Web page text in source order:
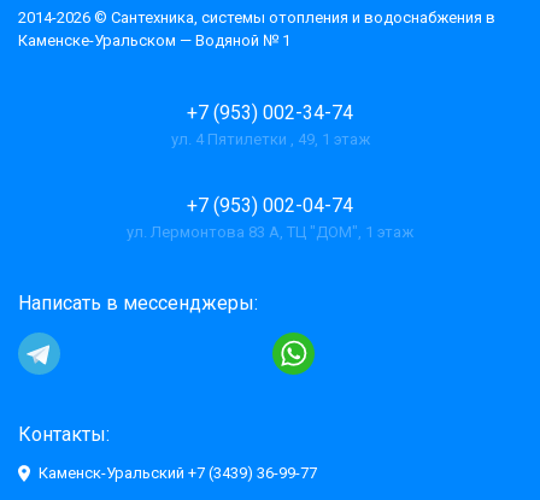
2014-2026 © Cантехника, системы отопления и водоснабжения в
Каменске-Уральском — Водяной № 1
+7 (953) 002-34-74
ул. 4 Пятилетки , 49, 1 этаж
+7 (953) 002-04-74
ул. Лермонтова 83 А, ТЦ "ДОМ", 1 этаж
Написать в мессенджеры:
Контакты:
Каменск-Уральский +7 (3439) 36-99-77